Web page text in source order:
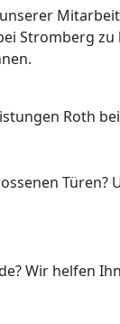
Stromberg
Roth
Türen?
Wir helfen